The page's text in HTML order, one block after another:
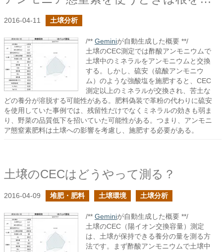
2016-04-11 土壌分析
/** Geminiが自動生成した概要 **/
土壌のCEC測定では酢酸アンモニウムで
土壌中のミネラルをアンモニウムと交換
する。しかし、硫安（硫酸アンモニウ
ム）のような強酸塩を施肥すると、CEC
測定以上のミネラルが交換され、苦土な
どの養分が溶脱する可能性がある。肥料偽装で革粉の代わりに硫安
を使用していた事例では、残留性だけでなくミネラルの効きも弱ま
り、野菜の品質低下を招いていた可能性がある。つまり、アンモニ
ア態窒素肥料は土壌への影響を考慮し、施肥する必要がある。
土壌のCECはどうやって測る？
2016-04-09 堆肥・肥料 土壌環境 土壌分析
/** Geminiが自動生成した概要 **/
土壌のCEC（陽イオン交換容量）測定
は、土壌が保持できる養分の量を測る方
法です。まず酢酸アンモニウムで土壌中